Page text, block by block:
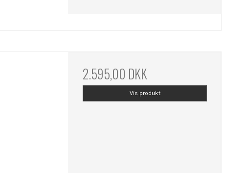
2.595,00 DKK
Vis produkt